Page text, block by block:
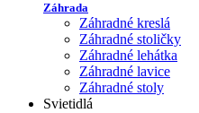
Záhrada
Záhradné kreslá
Záhradné stoličky
Záhradné lehátka
Záhradné lavice
Záhradné stoly
Svietidlá